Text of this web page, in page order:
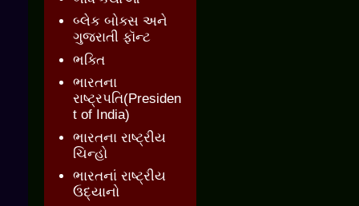
બ્લેક બોક્સ અને
ગુજરાતી ફૉન્ટ
ભક્તિ
ભારતના
રાષ્ટ્રપતિ(Presiden
t of India)
ભારતના રાષ્ટ્રીય
ચિન્હો
ભારતનાં રાષ્ટ્રીય
ઉદ્યાનો